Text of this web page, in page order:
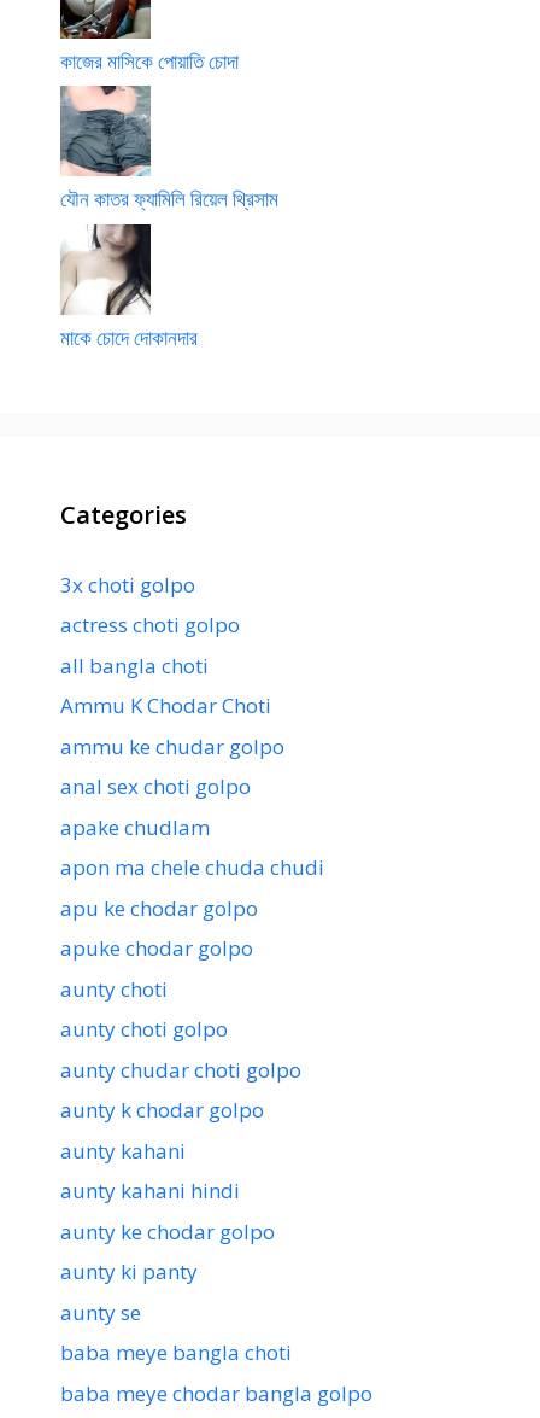
কাজের মাসিকে পোয়াতি চোদা
যৌন কাতর ফ্যামিলি রিয়েল থ্রিসাম
মাকে চোদে দোকানদার
Categories
3x choti golpo
actress choti golpo
all bangla choti
Ammu K Chodar Choti
ammu ke chudar golpo
anal sex choti golpo
apake chudlam
apon ma chele chuda chudi
apu ke chodar golpo
apuke chodar golpo
aunty choti
aunty choti golpo
aunty chudar choti golpo
aunty k chodar golpo
aunty kahani
aunty kahani hindi
aunty ke chodar golpo
aunty ki panty
aunty se
baba meye bangla choti
baba meye chodar bangla golpo